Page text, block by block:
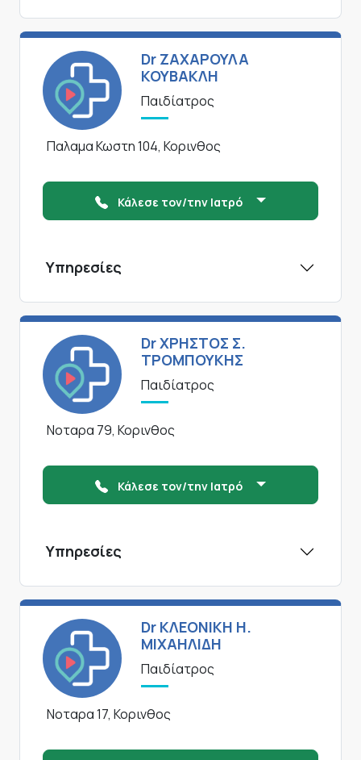
Dr ΖΑΧΑΡΟΥΛΑ
ΚΟΥΒΑΚΛΗ
Παιδίατρος
Παλαμα Κωστη 104, Κορινθος
Κάλεσε τον/την Ιατρό
Υπηρεσίες
Dr ΧΡΗΣΤΟΣ Σ.
ΤΡΟΜΠΟΥΚΗΣ
Παιδίατρος
Νοταρα 79, Κορινθος
Κάλεσε τον/την Ιατρό
Υπηρεσίες
Dr ΚΛΕΟΝΙΚΗ Η.
ΜΙΧΑΗΛΙΔΗ
Παιδίατρος
Νοταρα 17, Κορινθος